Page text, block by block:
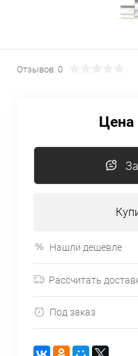
Отзывов: 0
Цена
Нашли дешевле
Рассчитать
Под заказ